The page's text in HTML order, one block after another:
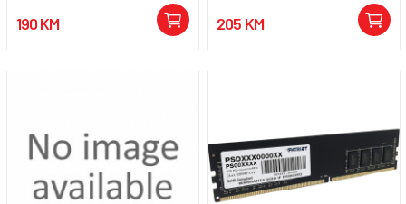
190 KM 205 KM